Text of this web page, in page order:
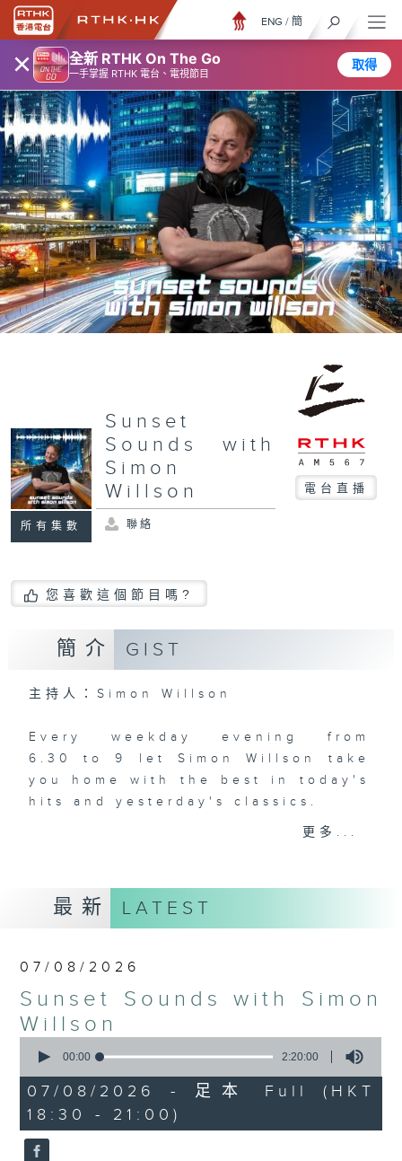
× 全新 RTHK On The Go
一手掌握 RTHK 電台、電視節目
取得
ENG / 簡
所有集數
Sunset
Sounds with
Simon
Willson
電台直播
聯絡
您喜歡這個節目嗎?
簡介 GIST
主持人：Simon Willson
Every weekday evening from
6.30 to 9 let Simon Willson take
you home with the best in today's
hits and yesterday's classics.
更多...
最新 LATEST
07/08/2026
Sunset Sounds with Simon
Willson
seconds
2
hours,
20
minutes,
0
00:00 2:20:00
07/08/2026 - 足本 Full (HKT
18:30 - 21:00)